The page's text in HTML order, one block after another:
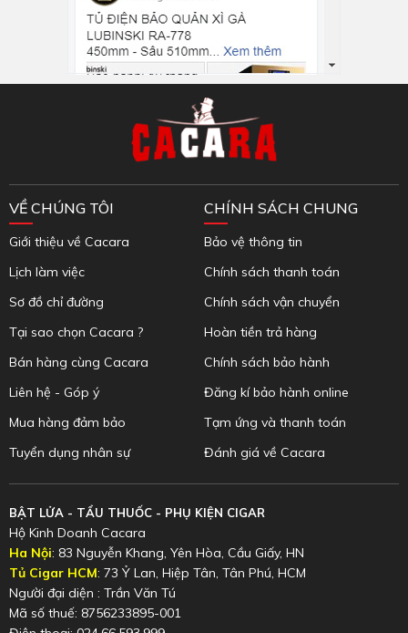
VỀ CHÚNG TÔI
Giới thiệu về Cacara
Lịch làm việc
Sơ đồ chỉ đường
Tại sao chọn Cacara ?
Bán hàng cùng Cacara
Liên hệ - Góp ý
Mua hàng đảm bảo
Tuyển dụng nhân sự
CHÍNH SÁCH CHUNG
Bảo vệ thông tin
Chính sách thanh toán
Chính sách vận chuyển
Hoàn tiền trả hàng
Chính sách bảo hành
Đăng kí bảo hành online
Tạm ứng và thanh toán
Đánh giá về Cacara
BẬT LỬA - TẨU THUỐC - PHỤ KIỆN CIGAR
Hộ Kinh Doanh Cacara
Ha Nội: 83 Nguyễn Khang, Yên Hòa, Cầu Giấy, HN
Tủ Cigar HCM: 73 Ỷ Lan, Hiệp Tân, Tân Phú, HCM
Người đại diện : Trần Văn Tú
Mã số thuế: 8756233895-001